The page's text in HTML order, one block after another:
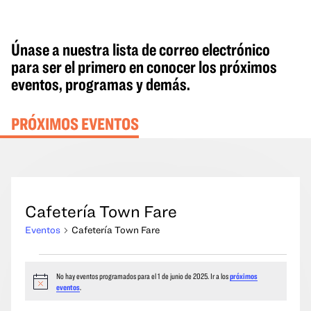
Únase a nuestra lista de correo electrónico
para ser el primero en conocer los próximos
eventos, programas y demás.
PRÓXIMOS EVENTOS
Cafetería Town Fare
Eventos Cafetería Town Fare
del
Aviso
No hay eventos programados para el 1 de junio de 2025. Ir a lospróximos
eventos.